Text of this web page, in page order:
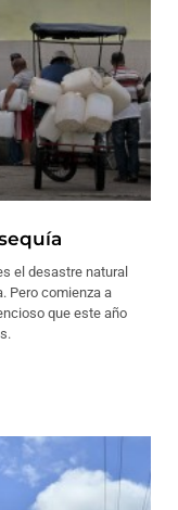
el desastre natural
Pero comienza a
que este año